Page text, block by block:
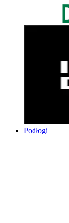
Podłogi